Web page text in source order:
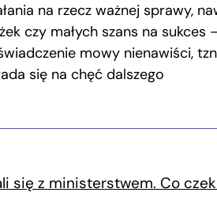
na rzecz ważnej sprawy,
czy małych szans na sukces
mowy nienawiści,
się na chęć dalszego
się z ministerstwem. Co